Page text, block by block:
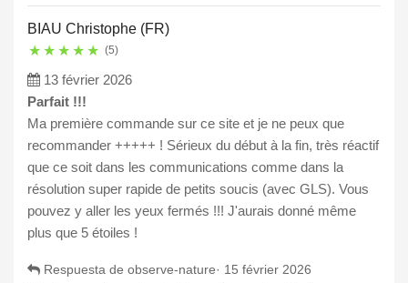
BIAU Christophe (FR)
★ ★ ★ ★ ★ (5)
13 février 2026
Parfait !!!
Ma première commande sur ce site et je ne peux que
recommander +++++ ! Sérieux du début à la fin, très réactif
que ce soit dans les communications comme dans la
résolution super rapide de petits soucis (avec GLS). Vous
pouvez y aller les yeux fermés !!! J'aurais donné même
plus que 5 étoiles !
Respuesta de observe-nature· 15 février 2026